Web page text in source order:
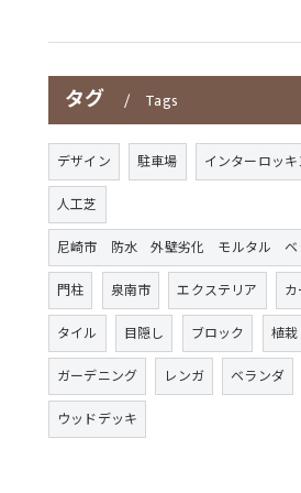
タグ Tags
デザイン 駐車場
インターロッ
人工芝
尼崎市 防水 外壁劣化 モルタル ベ
門柱
泉南市 エクステリア
タイル
目隠し ブロック 植栽
ガーデニング
レンガ
ベランダ
ウッドデッキ